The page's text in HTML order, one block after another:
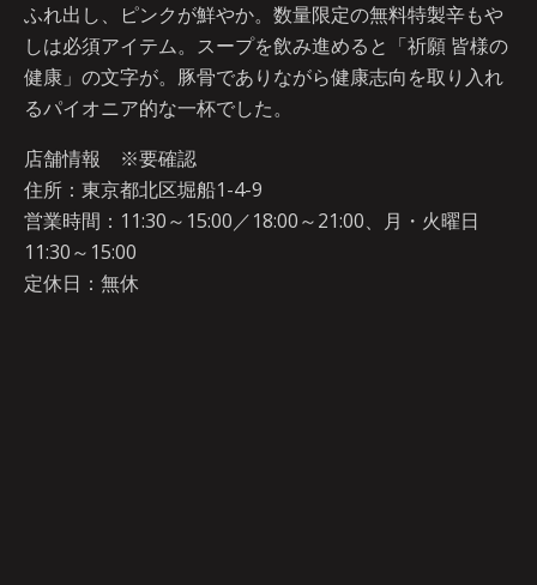
ふれ出し、ピンクが鮮やか。数量限定の無料特製辛もや
しは必須アイテム。スープを飲み進めると「祈願 皆様の
健康」の文字が。豚骨でありながら健康志向を取り入れ
るパイオニア的な一杯でした。
店舗情報 ※要確認
住所：東京都北区堀船1-4-9
営業時間：11:30～15:00／18:00～21:00、月・火曜日
11:30～15:00
定休日：無休